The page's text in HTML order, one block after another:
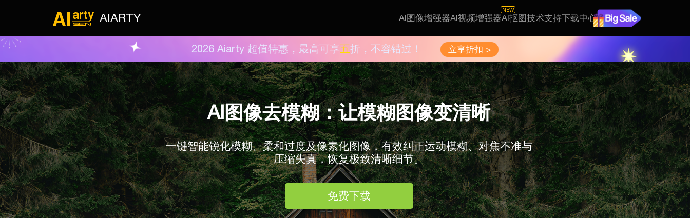
AIARTY AI图像增强器AI视频增强器
NEW
AI抠图技术支持下载中心
2026 Aiarty 超值特惠，最高可享五折，不容错过！ 立享折扣 >
AI图像去模糊：让模糊图像变清晰
一键智能锐化模糊、柔和过度及像素化图像，有效纠正运动模糊、对焦不准与
压缩失真，恢复极致清晰细节。
免费下载